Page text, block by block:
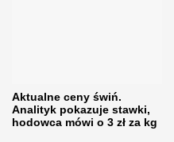
Aktualne ceny świń.
Analityk pokazuje stawki,
hodowca mówi o 3 zł za kg